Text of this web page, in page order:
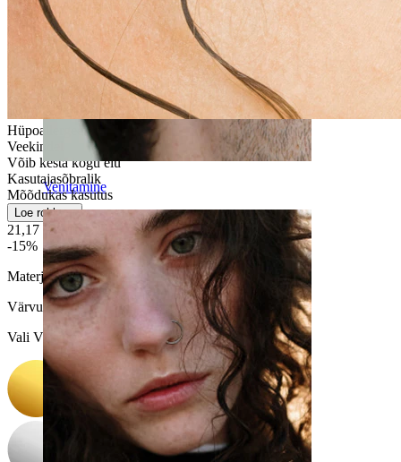
Venitamine
Hüpoallergeenne
Veekindel
Võib kesta kogu elu
Kasutajasõbralik
Mõõdukas kasutus
Loe rohkem
21,17 € 24,90 €
-15%
Materjal:Titaan
Värvus:
Vali Värvus